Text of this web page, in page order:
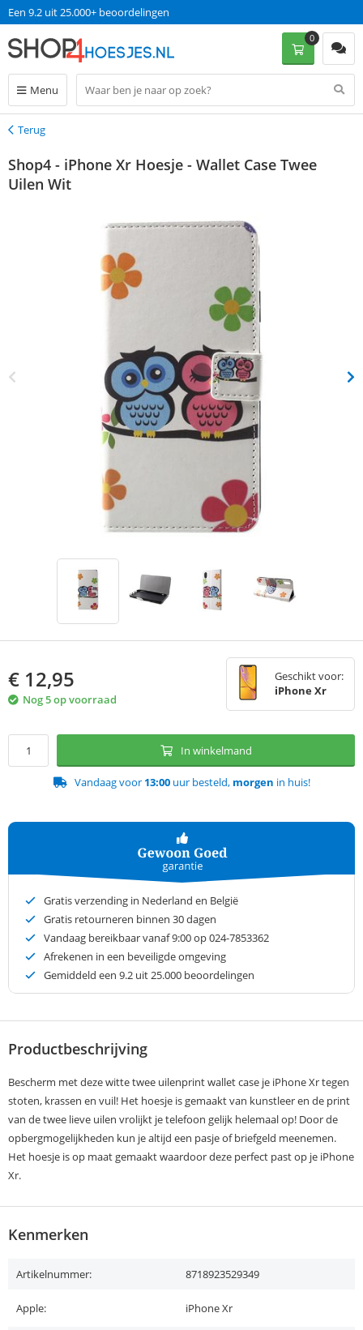
Een 9.2 uit 25.000+ beoordelingen
Menu
0
Terug
Terug
Shop4 - iPhone Xr Hoesje - Wallet Case Twee
Uilen Wit
€ 12,95
Nog 5 op voorraad
Geschikt voor:
iPhone Xr
In winkelmand
Vandaag voor 13:00uur besteld, morgen in huis!
Gratis verzending in Nederland en België
Gratis retourneren binnen 30 dagen
Vandaag bereikbaar vanaf 9:00 op 024-7853362
Afrekenen in een beveiligde omgeving
Gemiddeld een 9.2 uit 25.000 beoordelingen
Productbeschrijving
Bescherm met deze witte twee uilenprint wallet case je iPhone Xr tegen
stoten, krassen en vuil! Het hoesje is gemaakt van kunstleer en de print
van de twee lieve uilen vrolijkt je telefoon gelijk helemaal op! Door de
opbergmogelijkheden kun je altijd een pasje of briefgeld meenemen.
Het hoesje is op maat gemaakt waardoor deze perfect past op je iPhone
Xr.
Kenmerken
Artikelnummer: 8718923529349
Apple: iPhone Xr